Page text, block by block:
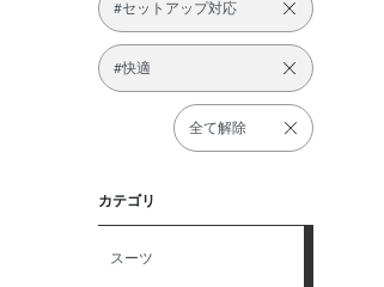
#セットアップ対応
#快適
全て解除
カテゴリ
スーツ